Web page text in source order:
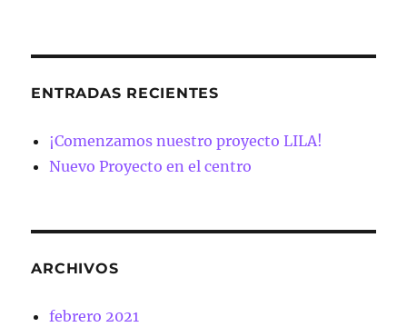
ENTRADAS RECIENTES
¡Comenzamos nuestro proyecto LILA!
Nuevo Proyecto en el centro
ARCHIVOS
febrero 2021